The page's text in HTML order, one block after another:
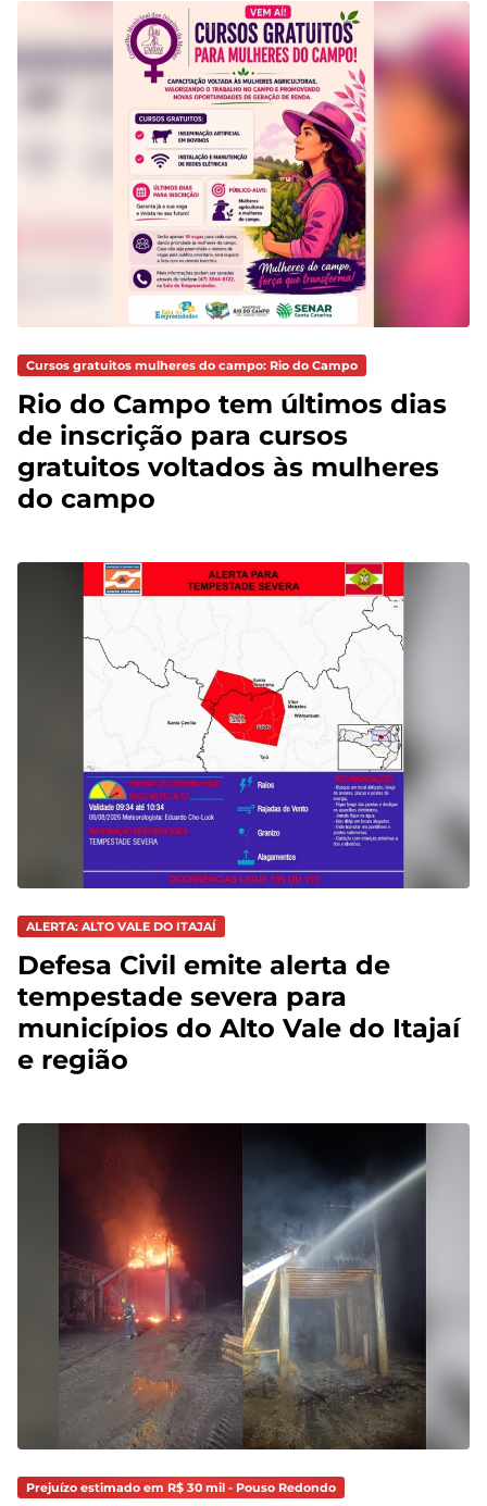
Cursos gratuitos mulheres do campo: Rio do Campo
Rio do Campo tem últimos dias
de inscrição para cursos
gratuitos voltados às mulheres
do campo
ALERTA: ALTO VALE DO ITAJAÍ
Defesa Civil emite alerta de
tempestade severa para
municípios do Alto Vale do Itajaí
e região
Prejuízo estimado em R$ 30 mil - Pouso Redondo